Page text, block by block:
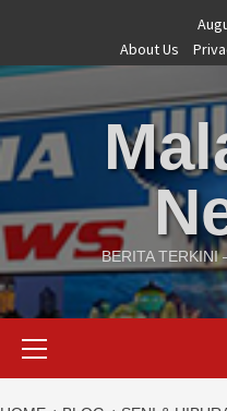
content
About Us
BERITA TERKINI